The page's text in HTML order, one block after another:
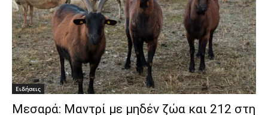
Ειδήσεις
Μεσαρά: Μαντρί με μηδέν ζώα και 212 στη